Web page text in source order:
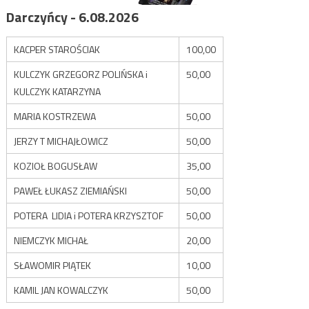
Darczyńcy - 6.08.2026
KACPER STAROŚCIAK
100,00
KULCZYK GRZEGORZ POLIŃSKA i
KULCZYK KATARZYNA
50,00
MARIA KOSTRZEWA
50,00
JERZY T MICHAJŁOWICZ
50,00
KOZIOŁ BOGUSŁAW
35,00
PAWEŁ ŁUKASZ ZIEMIAŃSKI
50,00
POTERA LIDIA i POTERA KRZYSZTOF
50,00
NIEMCZYK MICHAŁ
20,00
SŁAWOMIR PIĄTEK
10,00
KAMIL JAN KOWALCZYK
50,00